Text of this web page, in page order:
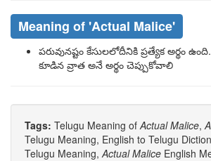
Meaning of 'Actual Malice'
పరువునష్టం కేసులలోదీనికి ప్రత్యేక అర్థం
కూడిన వ్రాత అనే అర్థం చెప్పుకోవాలి
Tags: Telugu Meaning ofActual Malice,
Telugu Meaning, English to Telugu
Telugu Meaning,Actual Malice English